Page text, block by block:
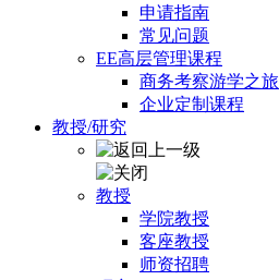
申请指南
常见问题
EE高层管理课程
商务考察游学之旅
企业定制课程
教授/研究
教授
学院教授
客座教授
师资招聘